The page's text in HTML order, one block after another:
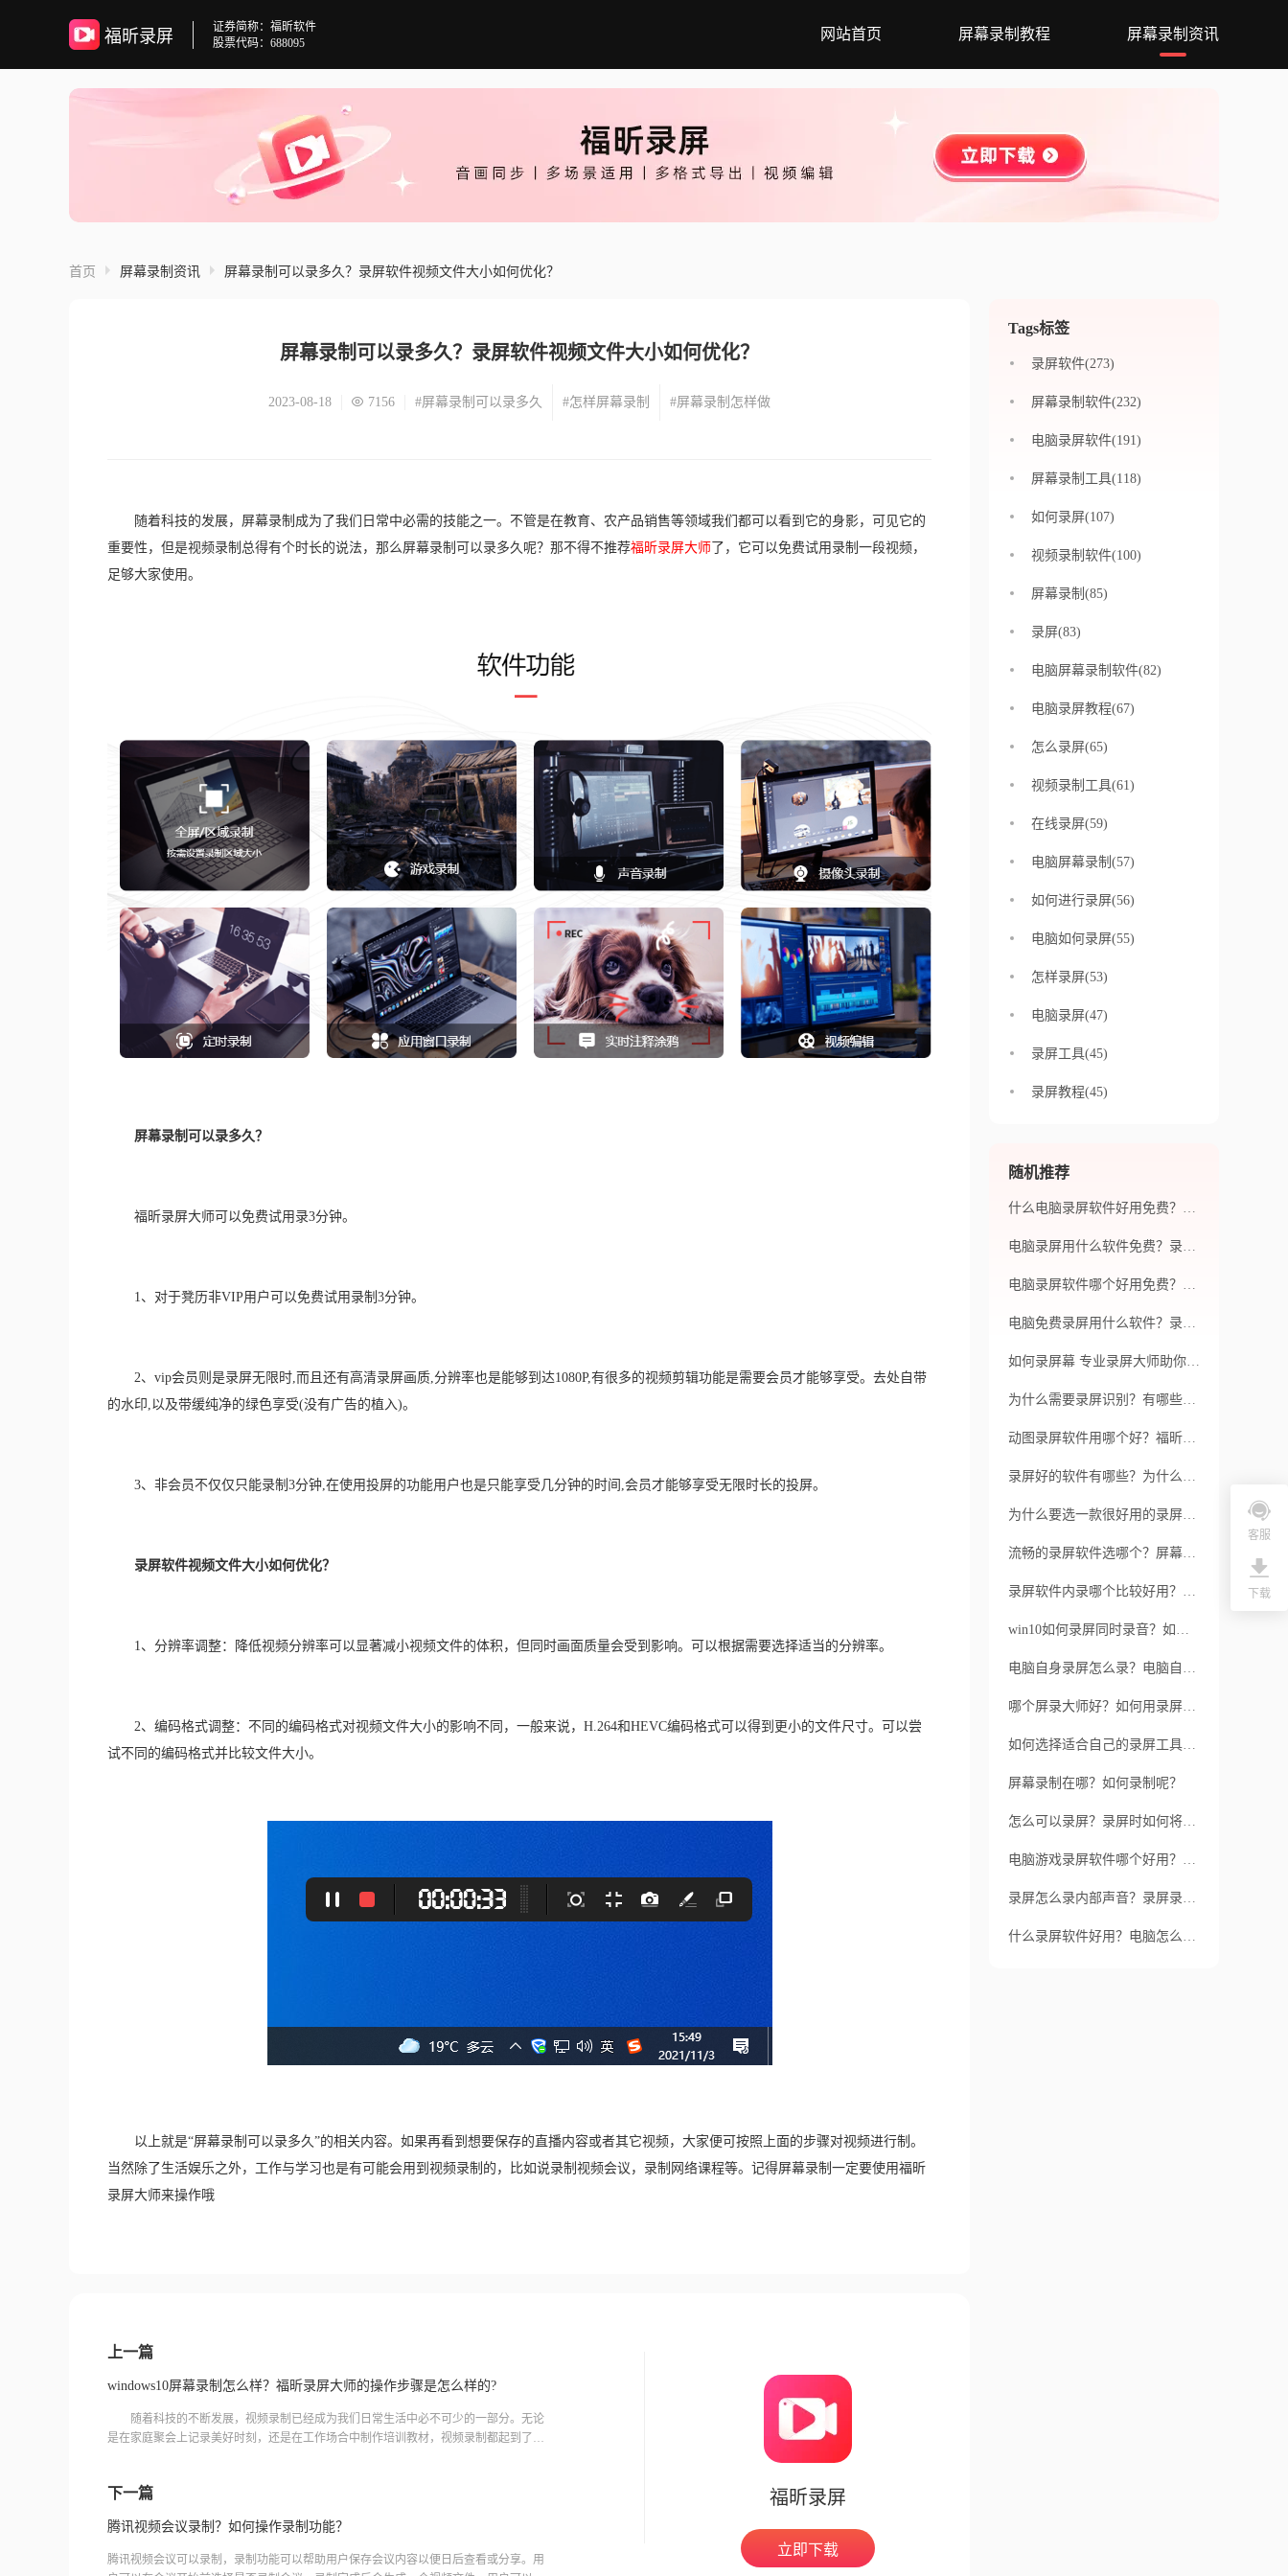
福昕录屏
证券简称：福昕软件
股票代码：688095
网站首页 屏幕录制教程 屏幕录制资讯
首页 屏幕录制资讯 屏幕录制可以录多久？录屏软件视频文件大小如何优化？
屏幕录制可以录多久？录屏软件视频文件大小如何优化？
2023-08-18 7156 #屏幕录制可以录多久 #怎样屏幕录制 #屏幕录制怎样做
随着科技的发展，屏幕录制成为了我们日常中必需的技能之一。不管是在教育、农产品销售等领域我们都可以看到它的身影，可见它的
重要性，但是视频录制总得有个时长的说法，那么屏幕录制可以录多久呢？那不得不推荐福昕录屏大师 了，它可以免费试用录制一段视频，
足够大家使用。
屏幕录制可以录多久？
福昕录屏大师可以免费试用录3分钟。
1、对于凳历非VIP用户可以免费试用录制3分钟。
2、vip会员则是录屏无限时,而且还有高清录屏画质,分辨率也是能够到达1080P,有很多的视频剪辑功能是需要会员才能够享受。去处自带
的水印,以及带缓纯净的绿色享受(没有广告的植入)。
3、非会员不仅仅只能录制3分钟,在使用投屏的功能用户也是只能享受几分钟的时间,会员才能够享受无限时长的投屏。
录屏软件视频文件大小如何优化？
1、分辨率调整：降低视频分辨率可以显著减小视频文件的体积，但同时画面质量会受到影响。可以根据需要选择适当的分辨率。
2、编码格式调整：不同的编码格式对视频文件大小的影响不同，一般来说，H.264和HEVC编码格式可以得到更小的文件尺寸。可以尝
试不同的编码格式并比较文件大小。
以上就是“屏幕录制可以录多久”的相关内容。如果再看到想要保存的直播内容或者其它视频，大家便可按照上面的步骤对视频进行制。
当然除了生活娱乐之外，工作与学习也是有可能会用到视频录制的，比如说录制视频会议，录制网络课程等。记得屏幕录制一定要使用福昕
录屏大师来操作哦
上一篇
windows10屏幕录制怎么样？福昕录屏大师的操作步骤是怎么样的?
随着科技的不断发展，视频录制已经成为我们日常生活中必不可少的一部分。无论
是在家庭聚会上记录美好时刻，还是在工作场合中制作培训教材，视频录制都起到了重
下一篇
腾讯视频会议录制？如何操作录制功能？
腾讯视频会议可以录制，录制功能可以帮助用户保存会议内容以便日后查看或分享。用
福昕录屏
立即下载
Tags标签
录屏软件(273)
屏幕录制软件(232)
电脑录屏软件(191)
屏幕录制工具(118)
如何录屏(107)
视频录制软件(100)
屏幕录制(85)
录屏(83)
电脑屏幕录制软件(82)
电脑录屏教程(67)
怎么录屏(65)
视频录制工具(61)
在线录屏(59)
电脑屏幕录制(57)
如何进行录屏(56)
电脑如何录屏(55)
怎样录屏(53)
电脑录屏(47)
录屏工具(45)
录屏教程(45)
随机推荐
什么电脑录屏软件好用免费？选择录屏软件需考虑什么？
电脑录屏用什么软件免费？录屏软件对电脑性能有何影响？
电脑录屏软件哪个好用免费？哪个录屏软件功能比较强大？
电脑免费录屏用什么软件？录屏怎么没声音？
如何录屏幕 专业录屏大师助你一力
为什么需要录屏识别？有哪些录屏识别的工具呢？
动图录屏软件用哪个好？福昕录屏大师动图录屏软件有哪些特点？
录屏好的软件有哪些？为什么屏幕录制无画面？
为什么要选一款很好用的录屏软件？哪款最靠谱？
流畅的录屏软件选哪个？屏幕录制完后播放黑屏是怎么回事？
录屏软件内录哪个比较好用？福昕录屏大师录屏软件内录有什么特点？
win10如何录屏同时录音？如何在录制时选择录制范围和录音设备？
电脑自身录屏怎么录？电脑自身录屏用哪个软件好用？
哪个屏录大师好？如何用录屏软件录屏呢？
如何选择适合自己的录屏工具呢？如何让录屏教学更加高效和优质呢？
屏幕录制在哪？如何录制呢？
怎么可以录屏？录屏时如何将声音也录入？
电脑游戏录屏软件哪个好用？哪款软件功能强大适合玩家使用？
录屏怎么录内部声音？录屏录内部声音用什么软件好？
什么录屏软件好用？电脑怎么录屏 win10可以吗？
客服
下载